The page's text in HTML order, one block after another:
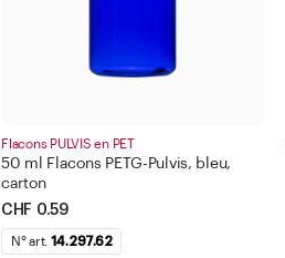
Flacons PULVIS en PET
50 ml Flacons PETG-Pulvis, bleu,
carton
CHF 0.59
N° art. 14.297.62